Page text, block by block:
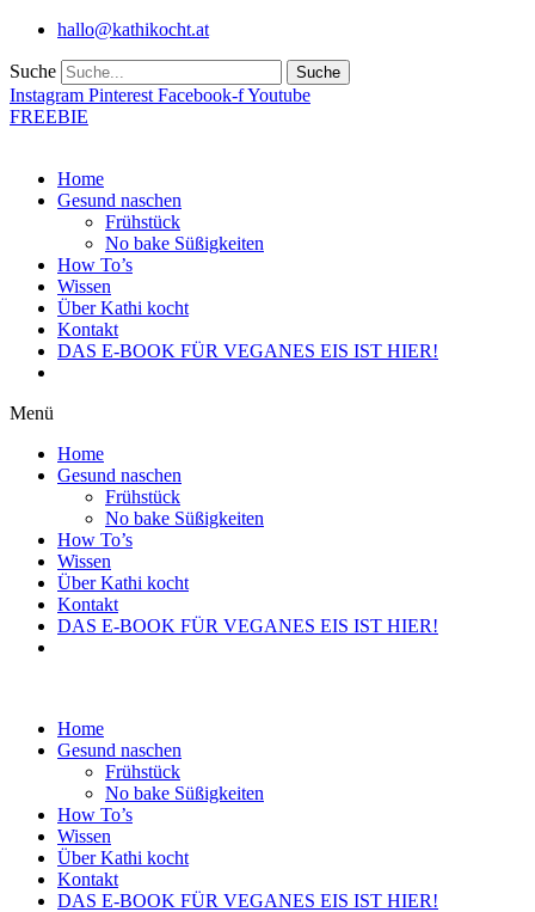
Zum
wechseln
hallo@kathikocht.at
Suche Suche
Instagram Pinterest Facebook-fYoutube
FREEBIE
Home
Gesund naschen
Frühstück
No bake Süßigkeiten
How To’s
Wissen
Über Kathi kocht
Kontakt
DAS E-BOOK FÜR VEGANES EIS IST HIER!
Menü
Home
Gesund naschen
Frühstück
No bake Süßigkeiten
How To’s
Wissen
Über Kathi kocht
Kontakt
DAS E-BOOK FÜR VEGANES EIS IST HIER!
Home
Gesund naschen
Frühstück
No bake Süßigkeiten
How To’s
Wissen
Über Kathi kocht
Kontakt
DAS E-BOOK FÜR VEGANES EIS IST HIER!